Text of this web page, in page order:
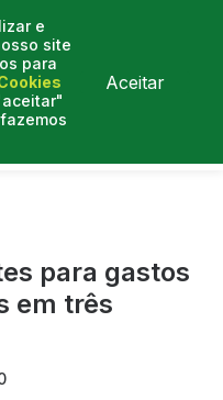
e
site
para
Aceitar
para gastos
em três